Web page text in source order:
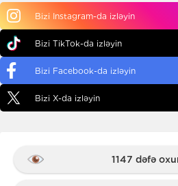
Bizi Instagram-da izləyin
Bizi TikTok-da izləyin
Bizi Facebook-da izləyin
Bizi X-da izləyin
1147 dəfə